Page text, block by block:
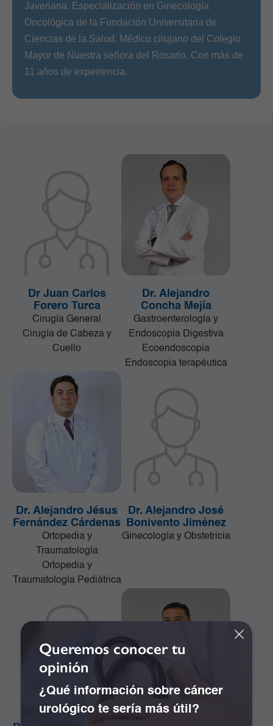
Javeriana. Especialización en Ginecología
Oncológica de la Fundación Universitaria de
Ciencias de la Salud. Médico cirujano del Colegio
Mayor de Nuestra señora del Rosario. Con más de
11 años de experiencia.
Dr Juan Carlos
Forero Turca
Cirugía General
Cirugía de Cabeza y
Cuello
Dr. Alejandro
Concha Mejía
Gastroenterología y
Endoscopia Digestiva
Ecoendoscopia
Endoscopia terapéutica
Dr. Alejandro Jésus
Fernández Cárdenas
Ortopedia y
Traumatología
Ortopedia y
Traumatología Pediátrica
Dr. Alejandro José
Bonivento Jiménez
Ginecología y Obstetricia
Queremos conocer tu
opinión
¿Qué información sobre cáncer
urológico te sería más útil?